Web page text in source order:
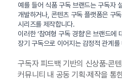
예를 들어 식품 구독 브랜드는 구독자
개발하거나, 콘텐츠 구독 플랫폼은 구
시리즈를 제작합니다.
이러한 ‘참여형 구독 경험’은 브랜드에
장기 구독으로 이어지는 감정적 관계
구독자 피드백 기반의 신상품·콘
커뮤니티 내 공동 기획·제작을 통